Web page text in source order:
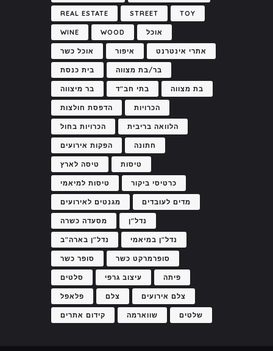
REAL ESTATE STREET TOY
WINE WOOD אוכל
אוכל כשר איפור אתרי אינטרנט
בית כנסת בר/בת מצווה
בר מיצווה בתי חב"ד בת מצווה
הדפסת חולצות הכרויות
הכרויות בחול הלוואה בריבית
הפקות אירועים חתונה
טיסה לארץ טיסות
טיסות למיאמי כרטיסי ביקור
מגנטים לאירועים מדים לעובדים
מסעדה כשרה נדל"ן
נדל"ן בארה"ב נדל"ן במיאמי
סופר כשר סופרמרקט כשר
סלטים עיצוב גרפי פיתה
פלאפל צלם צלם אירועים
קידום אתרים שווארמה שלטים